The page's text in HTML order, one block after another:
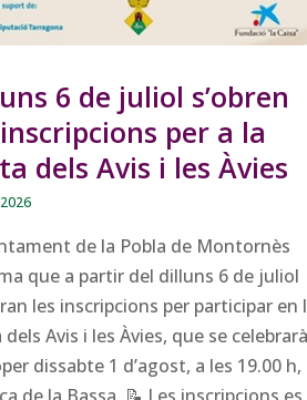
6 de juliol s’obren
per a la
dels Avis i les Àvies
de la Pobla de Montornès
que a partir del dilluns 6 de juliol
les inscripcions per participar en
dels Avis i les Àvies, que se celebrarà
dissabte 1 d’agost, a les 19.00 h,